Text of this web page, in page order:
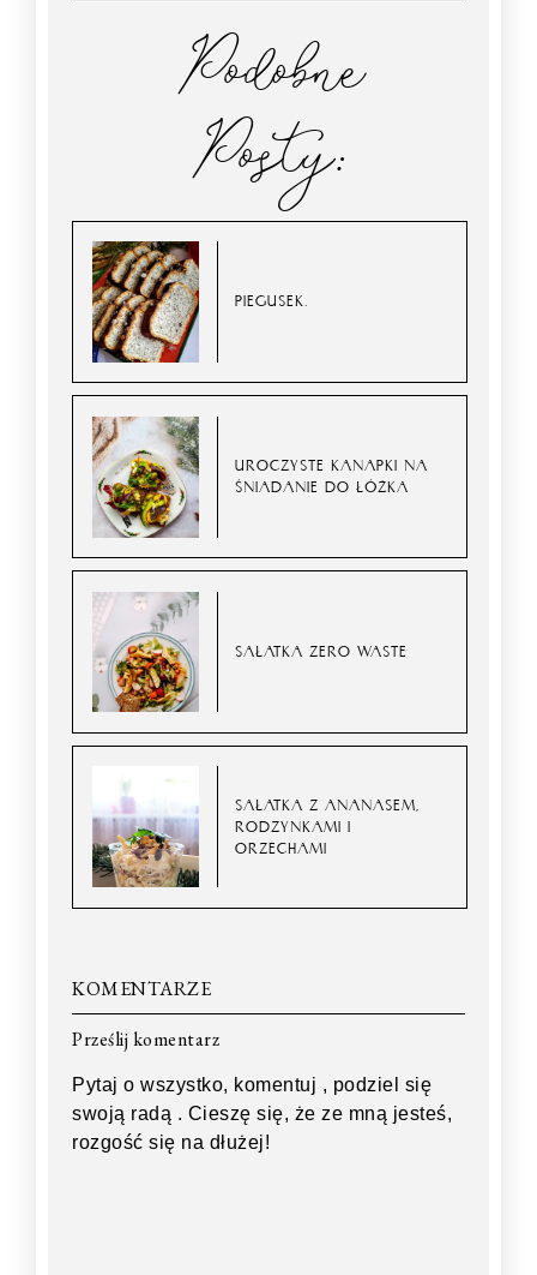
Podobne
Posty:
PIEGUSEK.
UROCZYSTE KANAPKI NA
ŚNIADANIE DO ŁÓŻKA
SAŁATKA ZERO WASTE
SAŁATKA Z ANANASEM,
RODZYNKAMI I
ORZECHAMI
KOMENTARZE
Prześlij komentarz
Pytaj o wszystko, komentuj , podziel się
swoją radą . Cieszę się, że ze mną jesteś,
rozgość się na dłużej!